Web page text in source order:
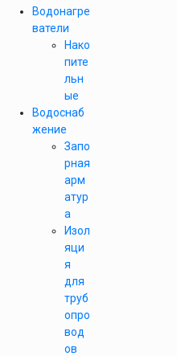
Водонагре
ватели
Нако
пите
льн
ые
Водоснаб
жение
Запо
рная
арм
атур
а
Изол
яци
я
для
труб
опро
вод
ов